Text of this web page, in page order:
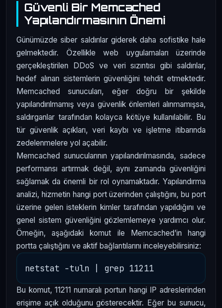
Güvenli Bir Memcached
Yapılandırmasının Önemi
Günümüzde siber saldırılar giderek daha sofistike hale
gelmektedir. Özellikle web uygulamaları üzerinde
gerçekleştirilen DDoS ve veri sızıntısı gibi saldırılar,
hedef alınan sistemlerin güvenliğini tehdit etmektedir.
Memcached sunucuları, eğer doğru bir şekilde
yapılandırılmamış veya güvenlik önlemleri alınmamışsa,
saldırganlar tarafından kolayca kötüye kullanılabilir. Bu
tür güvenlik açıkları, veri kaybı ve işletme itibarında
zedelenmelere yol açabilir.
Memcached sunucularının yapılandırılmasında, sadece
performansı artırmak değil, aynı zamanda güvenliğini
sağlamak da önemli bir rol oynamaktadır. Yapılandırma
analizi, hizmetin hangi port üzerinden çalıştığını, bu port
üzerine gelen isteklerin kimler tarafından yapıldığını ve
genel sistem güvenliğini gözlemlemeye yardımcı olur.
Örneğin, aşağıdaki komut ile Memcached’in hangi
portta çalıştığını ve aktif bağlantılarını inceleyebilirsiniz:
Bu komut, 11211 numaralı portun hangi IP adreslerinden
erişime açık olduğunu gösterecektir. Eğer bu sunucu,